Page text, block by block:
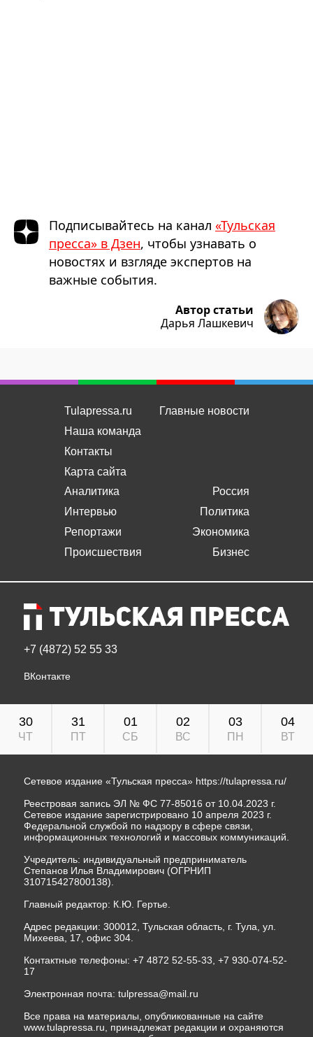
Подписывайтесь на канал «Тульская
пресса» в Дзен, чтобы узнавать о
новостях и взгляде экспертов на
важные события.
Автор статьи
Дарья Лашкевич
Tulapressa.ru
Наша команда
Контакты
Карта сайта
Главные новости
Аналитика
Интервью
Репортажи
Происшествия
Россия
Политика
Экономика
Бизнес
+7 (4872) 52 55 33
ВКонтакте
30
ЧТ
31
ПТ
01
СБ
02
ВС
03
ПН
04
ВТ
Сетевое издание «Тульская пресса» https://tulapressa.ru/
Реестровая запись ЭЛ № ФС 77-85016 от 10.04.2023 г.
Сетевое издание зарегистрировано 10 апреля 2023 г.
Федеральной службой по надзору в сфере связи,
информационных технологий и массовых коммуникаций.
Учредитель: индивидуальный предприниматель
Степанов Илья Владимирович (ОГРНИП
310715427800138).
Главный редактор: К.Ю. Гертье.
Адрес редакции: 300012, Тульская область, г. Тула, ул.
Михеева, 17, офис 304.
Контактные телефоны: +7 4872 52-55-33, +7 930-074-52-
17
Электронная почта: tulpressa@mail.ru
Все права на материалы, опубликованные на сайте
www.tulapressa.ru, принадлежат редакции и охраняются